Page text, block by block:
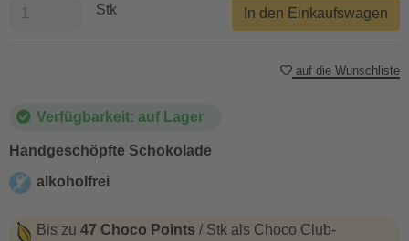
Verfügbarkeit: auf Lager
Handgeschöpfte Schokolade
alkoholfrei
Bis zu 47 Choco Points / Stk als Choco Club-
Stk In den Einkaufswagen
auf die Wunschliste